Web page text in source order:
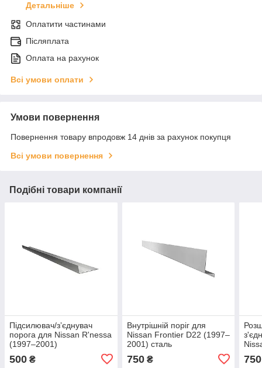
Детальніше
Оплатити частинами
Післяплата
Оплата на рахунок
Всі умови оплати
Умови повернення
Повернення товару впродовж 14 днів за рахунок покупця
Всі умови повернення
Подібні товари компанії
Підсилювач/зʼєднувач
порога для Nissan R'nessa
(1997–2001)
500 ₴
Внутрішній поріг для
Nissan Frontier D22 (1997–
2001) сталь
750₴ 750